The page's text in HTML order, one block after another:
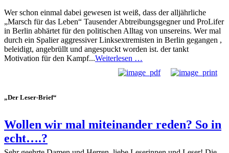
Wer schon einmal dabei gewesen ist weiß, dass der alljährliche
„Marsch für das Leben“ Tausender Abtreibungsgegner und ProLifer
in Berlin abhärtet für den politischen Alltag von unsereins. Wer mal
durch ein Spalier aggressiver Linksextremisten in Berlin gegangen ,
beleidigt, angebrüllt und angespuckt worden ist. der tankt
Motivation für den Kampf...Weiterlesen …
„Der Leser-Brief“
Wollen wir mal miteinander reden? So in
echt….?